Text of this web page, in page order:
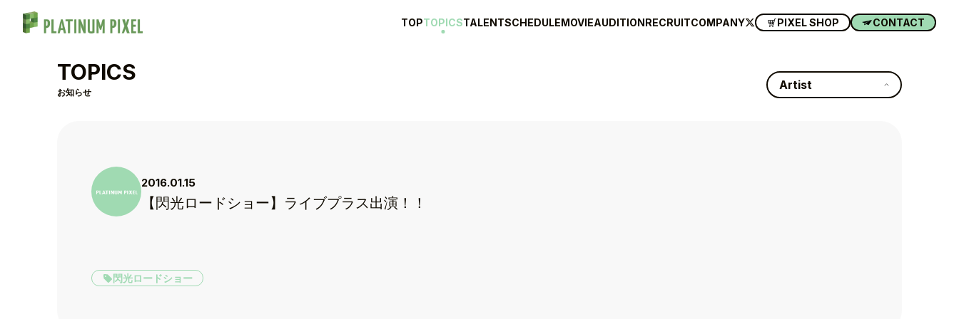
TOPTOPICSTALENTSCHEDULEMOVIEAUDITIONRECRUITCOMPANY PIXEL SHOP CONTACT
TOPICS
お知らせ
Artist
2016.01.15
【閃光ロードショー】ライブプラス出演！！
閃光ロードショー